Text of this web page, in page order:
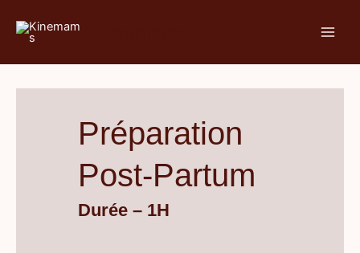
contenu
Préparation
Post-Partum
Durée – 1H